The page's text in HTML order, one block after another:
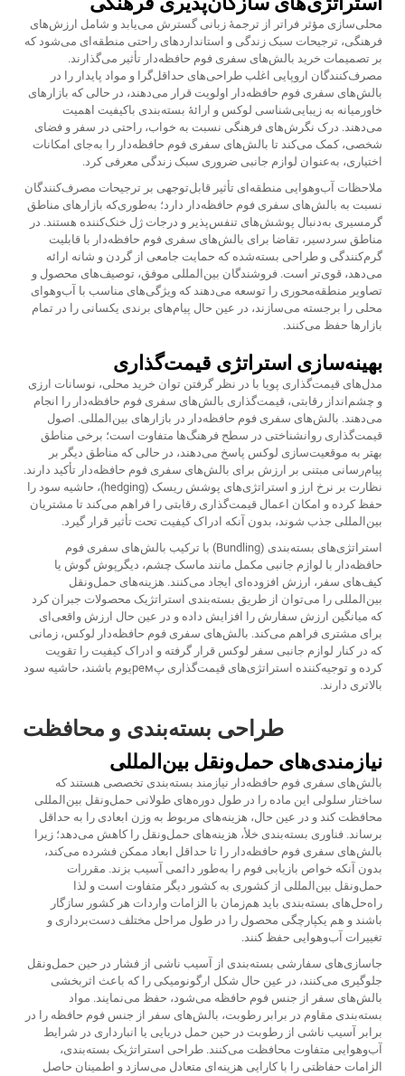
محلی‌سازی مؤثر فراتر از ترجمهٔ زبانی گسترش می‌یابد و شامل ارزش‌های
فرهنگی، ترجیحات سبک زندگی و استانداردهای راحتی منطقه‌ای می‌شود که
بر تصمیمات خرید بالش‌های سفری فوم حافظه‌دار تأثیر می‌گذارند.
مصرف‌کنندگان اروپایی اغلب طراحی‌های حداقل‌گرا و مواد پایدار را در
بالش‌های سفری فوم حافظه‌دار اولویت قرار می‌دهند، در حالی که بازارهای
خاورمیانه به زیبایی‌شناسی لوکس و ارائهٔ بسته‌بندی باکیفیت اهمیت
می‌دهند. درک نگرش‌های فرهنگی نسبت به خواب، راحتی در سفر و فضای
شخصی، کمک می‌کند تا بالش‌های سفری فوم حافظه‌دار را به‌جای امکانات
اختیاری، به‌عنوان لوازم جانبی ضروری سبک زندگی معرفی کرد.
ملاحظات آب‌وهوایی منطقه‌ای تأثیر قابل‌توجهی بر ترجیحات مصرف‌کنندگان
نسبت به بالش‌های سفری فوم حافظه‌دار دارد؛ به‌طوری‌که بازارهای مناطق
گرمسیری به‌دنبال پوشش‌های تنفس‌پذیر و درجات ژل خنک‌کننده هستند. در
مناطق سردسیر، تقاضا برای بالش‌های سفری فوم حافظه‌دار با قابلیت
گرم‌کنندگی و طراحی بسته‌شده که حمایت جامعی از گردن و شانه ارائه
می‌دهد، قوی‌تر است. فروشندگان بین‌المللی موفق، توصیف‌های محصول و
تصاویر منطقه‌محوری را توسعه می‌دهند که ویژگی‌های مناسب با آب‌وهوای
محلی را برجسته می‌سازند، در عین حال پیام‌های برندی یکسانی را در تمام
بازارها حفظ می‌کنند.
بهینه‌سازی استراتژی قیمت‌گذاری
مدل‌های قیمت‌گذاری پویا با در نظر گرفتن توان خرید محلی، نوسانات ارزی
و چشم‌انداز رقابتی، قیمت‌گذاری بالش‌های سفری فوم حافظه‌دار را انجام
می‌دهند. بالش‌های سفری فوم حافظه‌دار در بازارهای بین‌المللی. اصول
قیمت‌گذاری روانشناختی در سطح فرهنگ‌ها متفاوت است؛ برخی مناطق
بهتر به موقعیت‌سازی لوکس پاسخ می‌دهند، در حالی که مناطق دیگر بر
پیام‌رسانی مبتنی بر ارزش برای بالش‌های سفری فوم حافظه‌دار تأکید دارند.
نظارت بر نرخ ارز و استراتژی‌های پوشش ریسک (hedging)، حاشیه سود را
حفظ کرده و امکان اعمال قیمت‌گذاری رقابتی را فراهم می‌کند تا مشتریان
بین‌المللی جذب شوند، بدون آنکه ادراک کیفیت تحت تأثیر قرار گیرد.
استراتژی‌های بسته‌بندی (Bundling) با ترکیب بالش‌های سفری فوم
حافظه‌دار با لوازم جانبی مکمل مانند ماسک چشم، دیگرپوش گوش یا
کیف‌های سفر، ارزش افزوده‌ای ایجاد می‌کنند. هزینه‌های حمل‌ونقل
بین‌المللی را می‌توان از طریق بسته‌بندی استراتژیک محصولات جبران کرد
که میانگین ارزش سفارش را افزایش داده و در عین حال ارزش واقعی‌ای
برای مشتری فراهم می‌کند. بالش‌های سفری فوم حافظه‌دار لوکس، زمانی
که در کنار لوازم جانبی سفر لوکس قرار گرفته و ادراک کیفیت را تقویت
کرده و توجیه‌کننده استراتژی‌های قیمت‌گذاری پремیوم باشند، حاشیه سود
بالاتری دارند.
طراحی بسته‌بندی و محافظت
نیازمندی‌های حمل‌ونقل بین‌المللی
بالش‌های سفری فوم حافظه‌دار نیازمند بسته‌بندی تخصصی هستند که
ساختار سلولی این ماده را در طول دوره‌های طولانی حمل‌ونقل بین‌المللی
محافظت کند و در عین حال، هزینه‌های مربوط به وزن ابعادی را به حداقل
برساند. فناوری بسته‌بندی خلأ، هزینه‌های حمل‌ونقل را کاهش می‌دهد؛ زیرا
بالش‌های سفری فوم حافظه‌دار را تا حداقل ابعاد ممکن فشرده می‌کند،
بدون آنکه خواص بازیابی فوم را به‌طور دائمی آسیب بزند. مقررات
حمل‌ونقل بین‌المللی از کشوری به کشور دیگر متفاوت است و لذا
راه‌حل‌های بسته‌بندی باید هم‌زمان با الزامات واردات هر کشور سازگار
باشند و هم یکپارچگی محصول را در طول مراحل مختلف دست‌برداری و
تغییرات آب‌وهوایی حفظ کنند.
جاسازی‌های سفارشی بسته‌بندی از آسیب ناشی از فشار در حین حمل‌ونقل
جلوگیری می‌کنند، در عین حال شکل ارگونومیکی را که باعث اثربخشی
بالش‌های سفر از جنس فوم حافظه می‌شود، حفظ می‌نمایند. مواد
بسته‌بندی مقاوم در برابر رطوبت، بالش‌های سفر از جنس فوم حافظه را در
برابر آسیب ناشی از رطوبت در حین حمل دریایی یا انبارداری در شرایط
آب‌وهوایی متفاوت محافظت می‌کنند. طراحی استراتژیک بسته‌بندی،
الزامات حفاظتی را با کارایی هزینه‌ای متعادل می‌سازد و اطمینان حاصل